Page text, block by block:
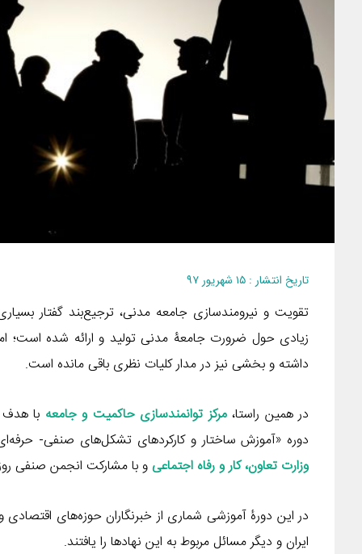
تاریخ انتشار : ۱۵ شهریور ۹۷
تقویت و نیرومندسازی جامعه مدنی، ترجیع‌بند گفتار
زیادی حول ضرورت جامعۀ مدنی تولید و ارائه شده است؛
داشته و بخشی نیز در مدار کلیات نظری باقی مانده است.
در همین راستا،مرکز توانمندسازی حاکمیت و جامعه با
دوره «آموزش ساختار و کارکردهای تشکل‌های صنفی-
وزارت تعاون، کار و رفاه اجتماعیو با مشارکت انجمن صنفی روزنامه‌نگاران
در این دورۀ آموزشی شماری از خبرنگاران حوزه‌های
ایران و دیگر مسائل مربوط به این نهادها را یافتند.